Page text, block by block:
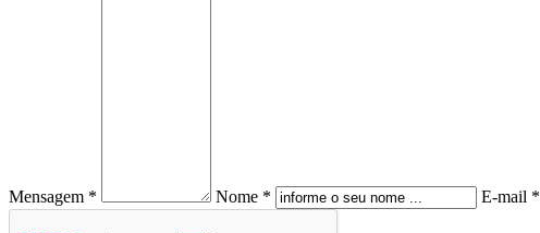
Mensagem * Nome * E-mail *